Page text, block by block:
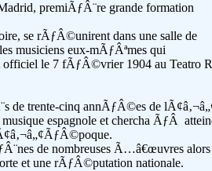
premiÃƒÂ¨re grande formation
se rÃƒÂ©unirent dans une salle de
eux-mÃƒÂªmes qui
le 7 fÃƒÂ©vrier 1904 au Teatro
trente-cinq annÃƒÂ©es de
espagnole et chercha ÃƒÂ
de nombreuses Ã…â€œuvres alors
et une rÃƒÂ©putation nationale.